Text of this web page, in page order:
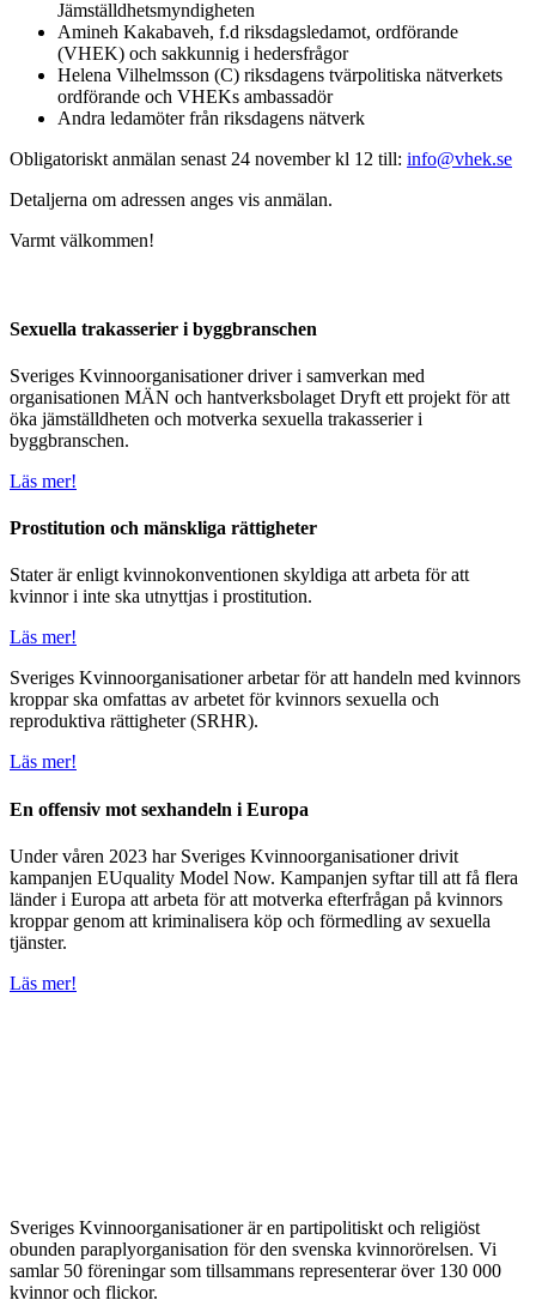
Jämställdhetsmyndigheten
Amineh Kakabaveh, f.d riksdagsledamot, ordförande
(VHEK) och sakkunnig i hedersfrågor
Helena Vilhelmsson (C) riksdagens tvärpolitiska nätverkets
ordförande och VHEKs ambassadör
Andra ledamöter från riksdagens nätverk
Obligatoriskt anmälan senast 24 november kl 12 till: info@vhek.se
Detaljerna om adressen anges vis anmälan.
Varmt välkommen!
Sexuella trakasserier i byggbranschen
Sveriges Kvinnoorganisationer driver i samverkan med
organisationen MÄN och hantverksbolaget Dryft ett projekt för att
öka jämställdheten och motverka sexuella trakasserier i
byggbranschen.
Läs mer!
Prostitution och mänskliga rättigheter
Stater är enligt kvinnokonventionen skyldiga att arbeta för att
kvinnor i inte ska utnyttjas i prostitution.
Läs mer!
Sveriges Kvinnoorganisationer arbetar för att handeln med kvinnors
kroppar ska omfattas av arbetet för kvinnors sexuella och
reproduktiva rättigheter (SRHR).
Läs mer!
En offensiv mot sexhandeln i Europa
Under våren 2023 har Sveriges Kvinnoorganisationer drivit
kampanjen EUquality Model Now. Kampanjen syftar till att få flera
länder i Europa att arbeta för att motverka efterfrågan på kvinnors
kroppar genom att kriminalisera köp och förmedling av sexuella
tjänster.
Läs mer!
Sveriges Kvinnoorganisationer är en partipolitiskt och religiöst
obunden paraplyorganisation för den svenska kvinnorörelsen. Vi
samlar 50 föreningar som tillsammans representerar över 130 000
kvinnor och flickor.